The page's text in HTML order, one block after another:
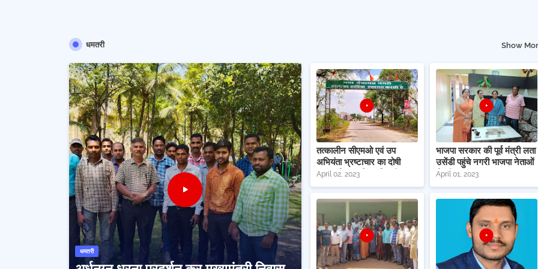
धमतरी Show
धमतरी
तत्कालीन सीएमओ एवं उप
अभियंता भ्रष्टाचार का दोषी
मामला सिहावा रोड गुढिय़ारी
तालाब के पास प्रवेश द्वार निर्माण
कार्य में भ्रष्टाचार का
April 02, 2023
भाजपा सरकार की पूर्व मंत्री लता
उसेंडी पहुंचे नगरी भाजपा नेताओं
से की मुलाकात
April 01, 2023